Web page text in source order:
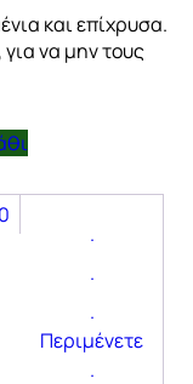
και επίχρυσα.
για να μην τους
.
.
.
Περιμένετε
.